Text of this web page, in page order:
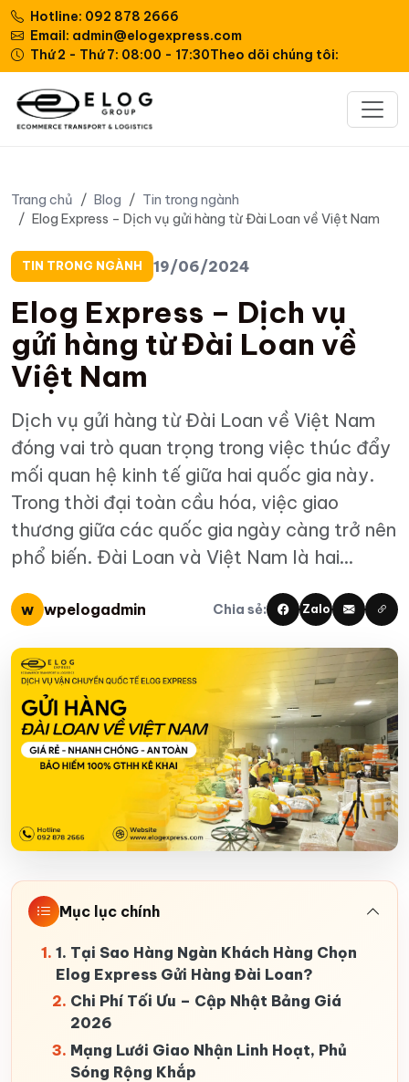
Hotline: 092 878 2666
Email: admin@elogexpress.com
Thứ 2 - Thứ 7: 08:00 - 17:30Theo dõi chúng tôi:
Trang chủ Blog
Tin trong ngành
Elog Express – Dịch vụ gửi hàng từ Đài Loan về Việt Nam
TIN TRONG NGÀNH 19/06/2024
Elog Express – Dịch vụ
gửi hàng từ Đài Loan về
Việt Nam
Dịch vụ gửi hàng từ Đài Loan về Việt Nam
đóng vai trò quan trọng trong việc thúc đẩy
mối quan hệ kinh tế giữa hai quốc gia này.
Trong thời đại toàn cầu hóa, việc giao
thương giữa các quốc gia ngày càng trở nên
phổ biến. Đài Loan và Việt Nam là hai…
w wpelogadmin Chia sẻ: Zalo
Mục lục chính
1. Tại Sao Hàng Ngàn Khách Hàng Chọn
Elog Express Gửi Hàng Đài Loan?
Chi Phí Tối Ưu – Cập Nhật Bảng Giá
2026
Mạng Lưới Giao Nhận Linh Hoạt, Phủ
Sóng Rộng Khắp